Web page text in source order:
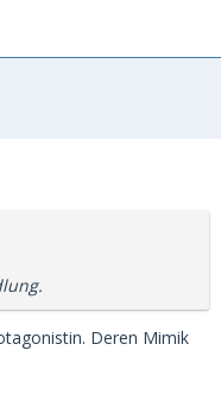
Deren Mimik